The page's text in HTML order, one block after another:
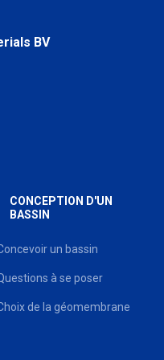
BV
CONCEPTION D'UN
BASSIN
un bassin
à se poser
de la géomembrane